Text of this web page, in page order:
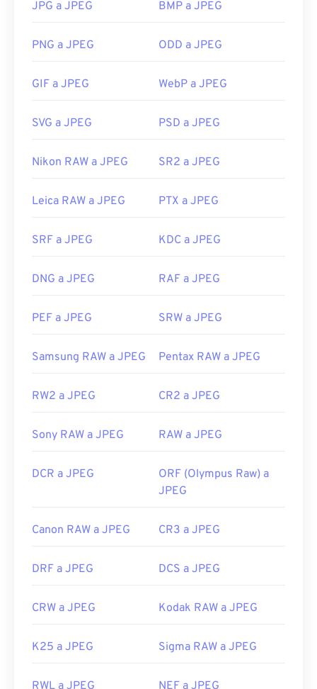
archivo más nuevo y más comprimible.
¿Cómo abrir un archivo JPEG?
Casi todos los programas y aplicaciones de
archivo JPEG, este se abrirá en su visor, editor o
una aplicación específica para abrir el archivo, haga
Los archivos JPEG se abren automáticamente en
aplicaciones de Microsoft como Microsoft Photos
Desarrollado por:
Joint Photographic Experts
Lanzamiento inicial:
18 de septiembre de 1992
https://www.lifewire.com/jpg-jpeg-file-4139913
JPG a JPEG BMP a JPEG
PNG a JPEG ODD a JPEG
GIF a JPEG WebP a JPEG
SVG a JPEG PSD a JPEG
Nikon RAW a JPEG SR2 a JPEG
Leica RAW a JPEG PTX a JPEG
SRF a JPEG KDC a JPEG
DNG a JPEG RAF a JPEG
PEF a JPEG SRW a JPEG
Samsung RAW a JPEG Pentax RAW a JPEG
RW2 a JPEG CR2 a JPEG
Sony RAW a JPEG RAW a JPEG
DCR a JPEG
ORF (Olympus Raw) a
JPEG
Canon RAW a JPEG CR3 a JPEG
DRF a JPEG DCS a JPEG
CRW a JPEG Kodak RAW a JPEG
K25 a JPEG Sigma RAW a JPEG